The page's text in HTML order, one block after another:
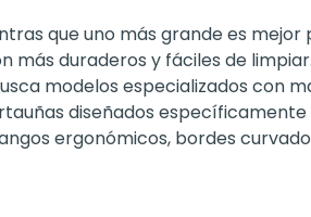
que uno más grande es mejor
más duraderos y fáciles de
modelos especializados con
diseñados
ergonómicos, bordes